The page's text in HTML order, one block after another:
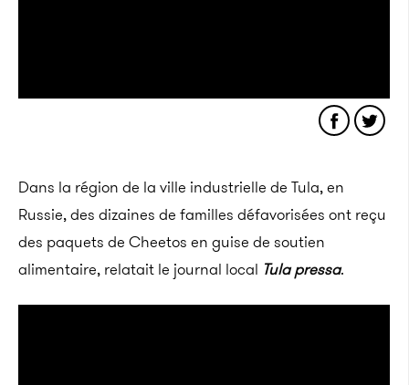
Dans la région de la ville industrielle de Tula, en
Russie, des dizaines de familles défavorisées ont reçu
des paquets de Cheetos en guise de soutien
alimentaire, relatait le journal local Tula pressa.